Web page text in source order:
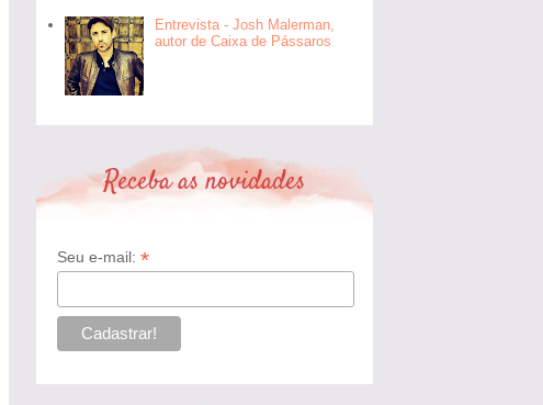
Entrevista - Josh Malerman,
autor de Caixa de Pássaros
Receba as novidades
Seu e-mail: *